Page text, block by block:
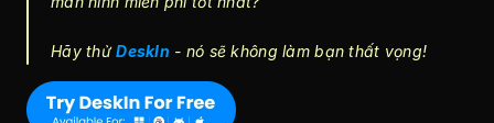
Hãy thử DeskIn - nó sẽ không làm bạn thất vọng!